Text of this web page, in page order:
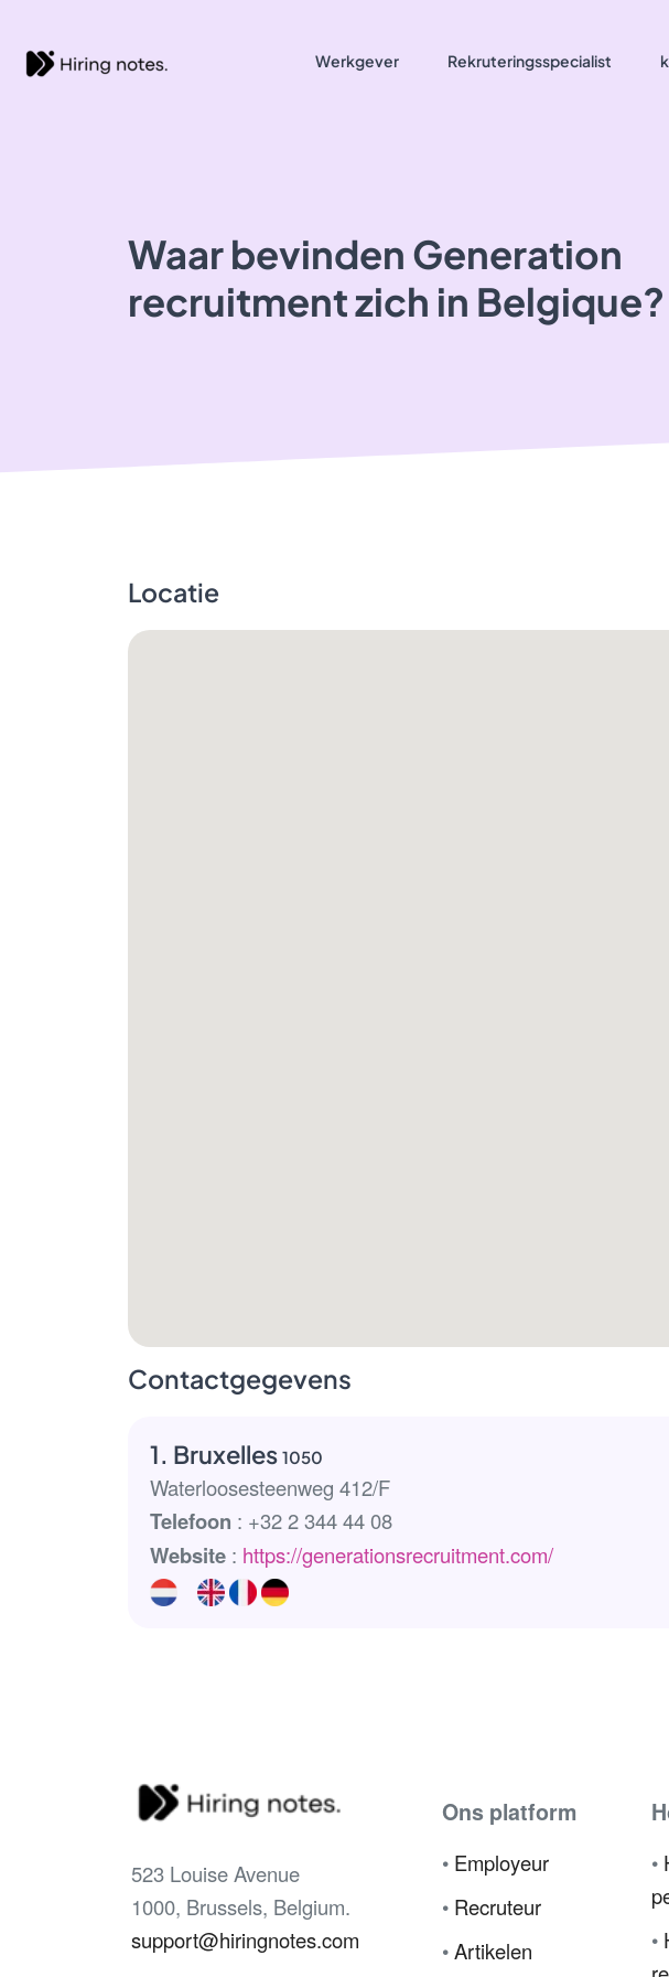
Werkgever Rekruteringsspecialist
Waar bevinden Generation
recruitment zich in Belgique?
Locatie
Contactgegevens
1. Bruxelles 1050
Waterloosesteenweg 412/F
Telefoon : +32 2 344 44 08
Website: https://generationsrecruitment.com/
523 Louise Avenue
1000, Brussels, Belgium.
support@hiringnotes.com
Ons platform
• Employeur
• Recruteur
•Artikelen
•
•